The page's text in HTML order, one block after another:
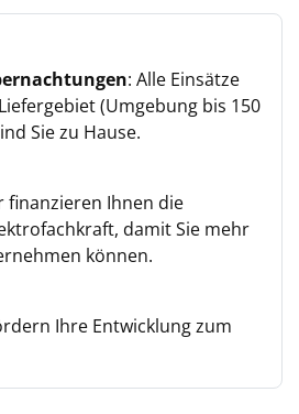
: Alle Einsätze
(Umgebung bis 150
Sie zu Hause.
finanzieren Ihnen die
damit Sie mehr
können.
Ihre Entwicklung zum